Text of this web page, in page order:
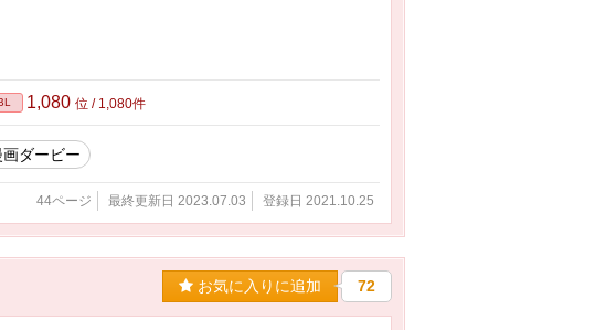
1,080 位 / 1,080件
画ダービー
44ページ 最終更新日 2023.07.03 登録日 2021.10.25
お気に入りに追加 72